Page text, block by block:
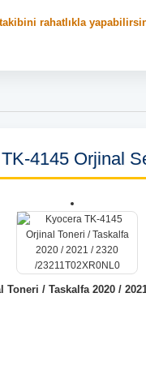
rahatlıkla
4145 Orjinal
Toneri / Taskalfa 2020 /